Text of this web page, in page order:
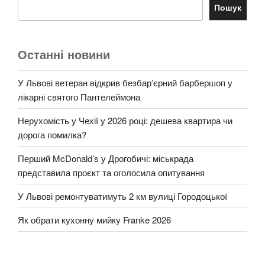
Пошук
Останні новини
У Львові ветеран відкрив безбар’єрний барбершоп у
лікарні святого Пантелеймона
Нерухомість у Чехії у 2026 році: дешева квартира чи
дорога помилка?
Перший McDonald’s у Дрогобичі: міськрада
представила проєкт та оголосила опитування
У Львові ремонтуватимуть 2 км вулиці Городоцької
Як обрати кухонну мийку Franke 2026